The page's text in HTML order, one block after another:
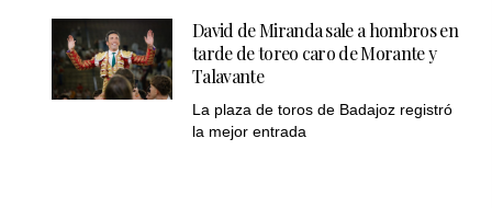
David de Miranda sale a hombros en
tarde de toreo caro de Morante y
Talavante
La plaza de toros de Badajoz registró
la mejor entrada